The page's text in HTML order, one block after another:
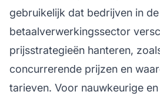
gebruikelijk dat bedrijven in de
betaalverwerkingssector
prijsstrategieën hanteren,
concurrerende prijzen en
tarieven. Voor nauwkeurige